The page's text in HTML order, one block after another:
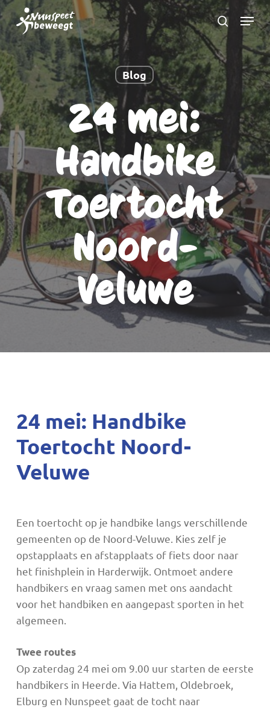
Ga
naar
hoofdinhoud
zoeken
Menu
Blog
24 mei:
Handbike
Toertocht
Noord-
Veluwe
24 mei: Handbike
Toertocht Noord-
Veluwe
Een toertocht op je handbike langs verschillende
gemeenten op de Noord-Veluwe. Kies zelf je
opstapplaats en afstapplaats of fiets door naar
het finishplein in Harderwijk. Ontmoet andere
handbikers en vraag samen met ons aandacht
voor het handbiken en aangepast sporten in het
algemeen.
Twee routes
Op zaterdag 24 mei om 9.00 uur starten de eerste
handbikers in Heerde. Via Hattem, Oldebroek,
Elburg en Nunspeet gaat de tocht naar
Menu